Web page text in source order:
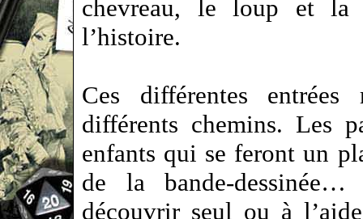
chevreau, le loup et la
l’histoire.
Ces différentes entrées
différents chemins. Les
enfants qui se feront un
de la bande-dessinée…
découvrir seul ou à